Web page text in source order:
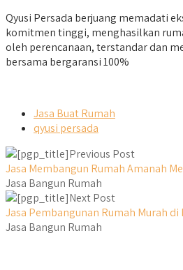
Qyusi Persada berjuang memadati
komitmen tinggi, menghasilkan
oleh perencanaan, terstandar dan
bersama bergaransi 100%
Jasa Buat Rumah
qyusi persada
Previous Post
Jasa Membangun Rumah Amanah
Jasa Bangun Rumah
Next Post
Jasa Pembangunan Rumah Murah di
Jasa Bangun Rumah